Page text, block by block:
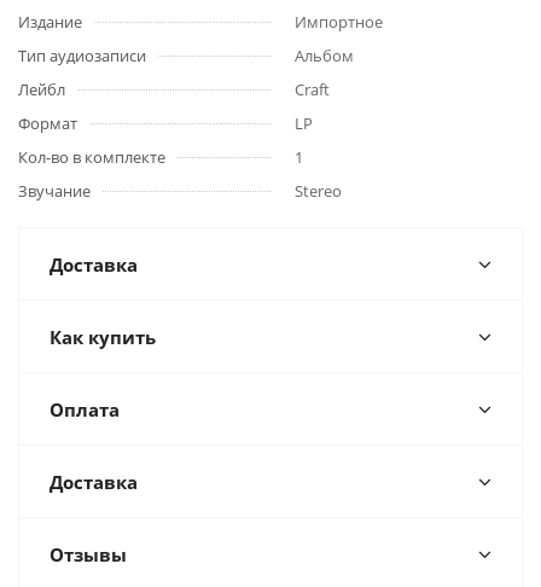
Издание
Импортное
Тип аудиозаписи
Альбом
Лейбл
Craft
Формат
LP
Кол-во в комплекте
1
Звучание
Stereo
Доставка
Как купить
Оплата
Доставка
Отзывы